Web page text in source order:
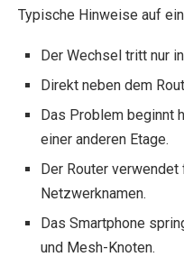
Typische Hinweise auf
Der Wechsel tritt nur
Direkt neben dem
Das Problem beginnt
einer anderen Etage.
Der Router
Netzwerknamen.
Das Smartphone
und Mesh-Knoten.